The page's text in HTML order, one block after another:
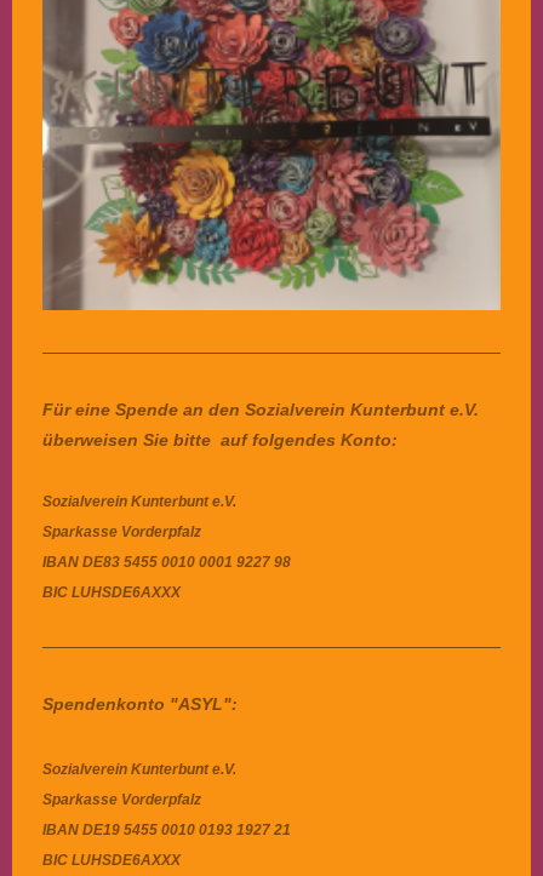
Für eine Spende an den Sozialverein Kunterbunt e.V.
überweisen Sie bitte auf folgendes Konto:
Sozialverein Kunterbunt e.V.
Sparkasse Vorderpfalz
IBAN DE83 5455 0010 0001 9227 98
BIC LUHSDE6AXXX
Spendenkonto "ASYL":
Sozialverein Kunterbunt e.V.
Sparkasse Vorderpfalz
IBAN DE19 5455 0010 0193 1927 21
BIC LUHSDE6AXXX